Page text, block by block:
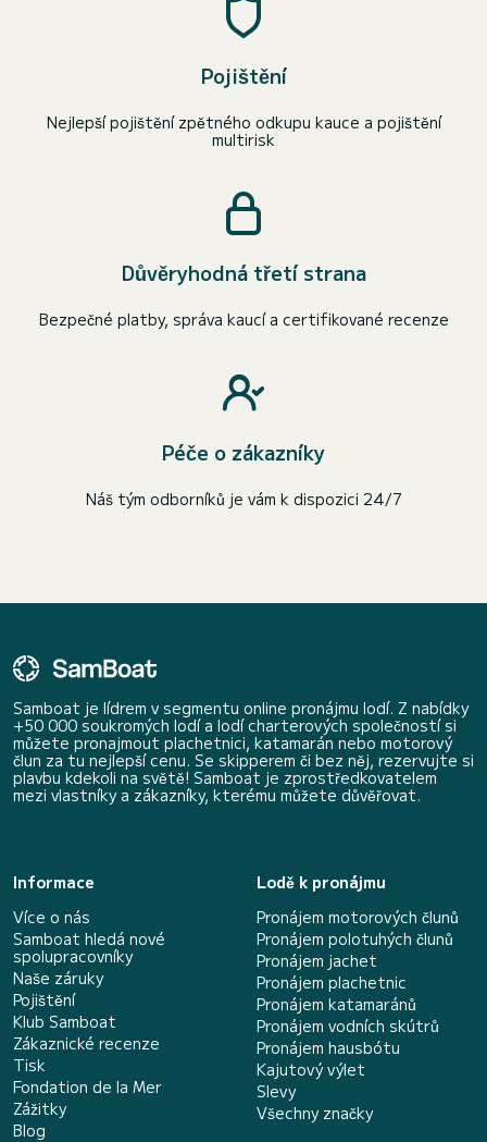
Pojištění
Nejlepší pojištění zpětného odkupu kauce a pojištění
multirisk
Důvěryhodná třetí strana
Bezpečné platby, správa kaucí a certifikované recenze
Péče o zákazníky
Náš tým odborníků je vám k dispozici 24/7
Samboat je lídrem v segmentu online pronájmu lodí. Z nabídky
+50 000 soukromých lodí a lodí charterových společností si
můžete pronajmout plachetnici, katamarán nebo motorový
člun za tu nejlepší cenu. Se skipperem či bez něj, rezervujte si
plavbu kdekoli na světě! Samboat je zprostředkovatelem
mezi vlastníky a zákazníky, kterému můžete důvěřovat.
Informace
Více o nás
Samboat hledá nové
spolupracovníky
Naše záruky
Pojištění
Klub Samboat
Zákaznické recenze
Tisk
Fondation de la Mer
Zážitky
Blog
Lodě k pronájmu
Pronájem motorových člunů
Pronájem polotuhých člunů
Pronájem jachet
Pronájem plachetnic
Pronájem katamaránů
Pronájem vodních skútrů
Pronájem hausbótu
Kajutový výlet
Slevy
Všechny značky